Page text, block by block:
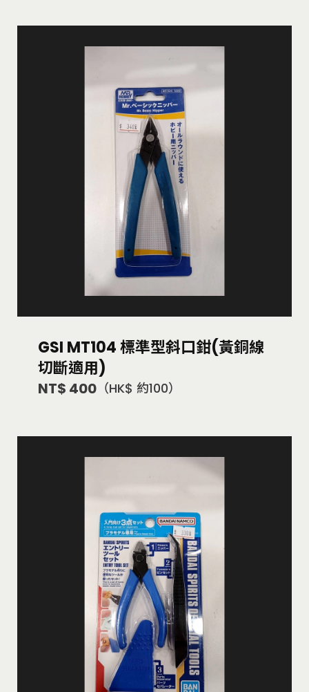
GSI MT104 標準型斜口鉗(黃銅線
切斷適用)
NT$ 400 （HK$ 約100）